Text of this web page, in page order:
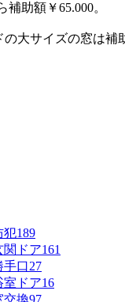
補助額￥65.000。
の大サイズの窓は補
犯189
関ドア161
手口27
室ドア16
交換97